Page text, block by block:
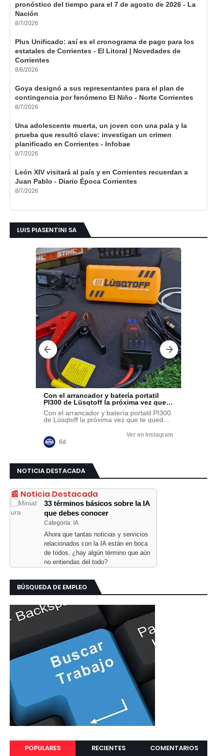
pronóstico del tiempo para el 7 de agosto de 2026 - La
Nación
8/7/2026
Plus Unificado: así es el cronograma de pago para los
estatales de Corrientes - El Litoral | Novedades de
Corrientes
8/6/2026
Goya designó a sus representantes para el plan de
contingencia por fenómeno El Niño - Norte Corrientes
8/7/2026
Una adolescente muerta, un joven con una pala y la
prueba que resultó clave: investigan un crimen
planificado en Corrientes - Infobae
8/7/2026
León XIV visitará al país y en Corrientes recuerdan a
Juan Pablo - Diario Época Corrientes
8/7/2026
LUIS PIASENTINI SA
NOTICIA DESTACADA
📰 Noticia Destacada
33 términos básicos sobre la IA
que debes conocer
Categoría: IA
Ahora que tantas noticias y servicios
relacionados con la IA están en boca
de todos, ¿hay algún término que aún
no entiendas del todo?
BÚSQUEDA DE EMPLEO
POPULARES RECIENTES COMENTARIOS